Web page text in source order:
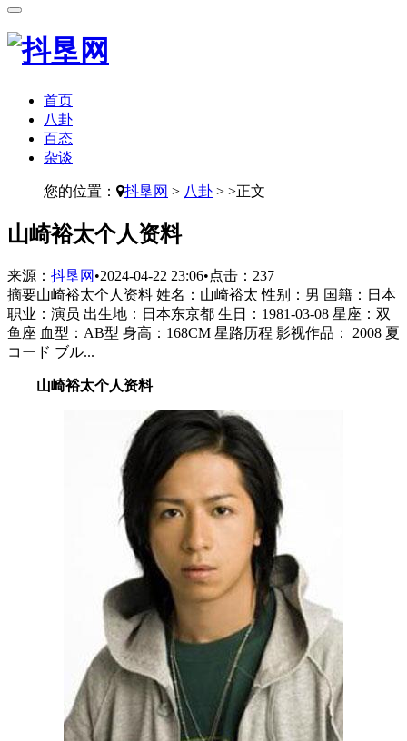
首页
八卦
百态
杂谈
您的位置： 抖垦网 > 八卦 > >正文
​山崎裕太个人资料
来源： 抖垦网 •2024-04-22 23:06•点击： 237
摘要山崎裕太个人资料 姓名：山崎裕太 性别：男 国籍：日本
职业：演员 出生地：日本东京都 生日：1981-03-08 星座：双
鱼座 血型：AB型 身高：168CM 星路历程 影视作品： 2008 夏
コード ブル...
山崎裕太个人资料